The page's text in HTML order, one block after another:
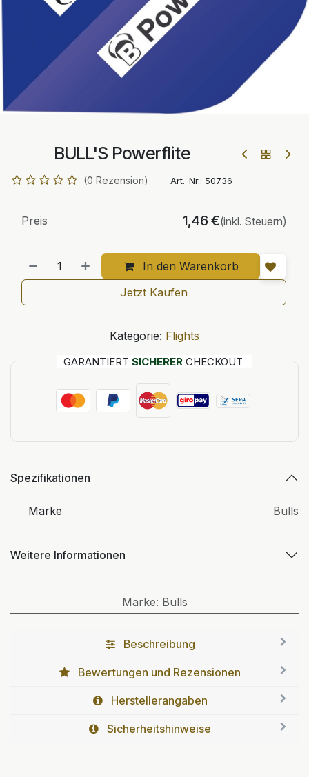
BULL'S Powerflite
(0 Rezension) Art.-Nr.: 50736
In den Warenkorb
Preis 1,46 €(inkl. Steuern)
Jetzt Kaufen
Kategorie: Flights
GARANTIERT SICHERER CHECKOUT
Spezifikationen
Marke Bulls
Weitere Informationen
Marke: Bulls
Beschreibung
Bewertungen und Rezensionen
Herstellerangaben
Sicherheitshinweise